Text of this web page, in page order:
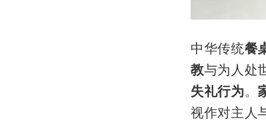
中华传统餐
教与为人处
失礼行为。
视作对主人